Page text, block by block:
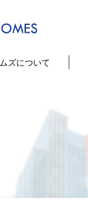
ズについて